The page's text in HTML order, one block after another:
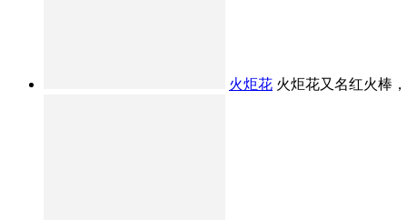
火炬花 火炬花又名红火棒